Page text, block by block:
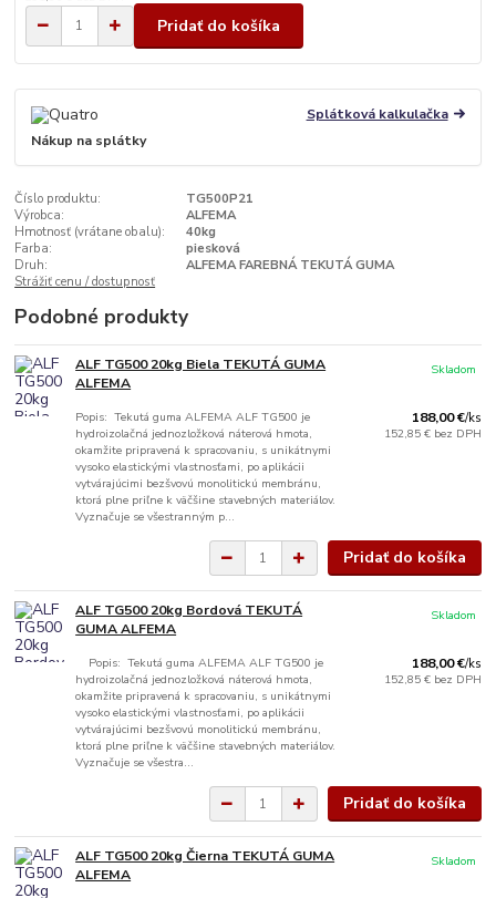
Pridať do košíka
Splátková kalkulačka
Nákup na splátky
Číslo produktu:
TG500P21
Výrobca:
ALFEMA
Hmotnosť (vrátane obalu):
40kg
Farba:
piesková
Druh:
ALFEMA FAREBNÁ TEKUTÁ GUMA
Strážiť cenu / dostupnosť
Podobné produkty
ALF TG500 20kg Biela TEKUTÁ GUMA
ALFEMA
Popis: Tekutá guma ALFEMA ALF TG500 je
hydroizolačná jednozložková náterová hmota,
okamžite pripravená k spracovaniu, s unikátnymi
vysoko elastickými vlastnosťami, po aplikácii
vytvárajúcimi bezšvovú monolitickú membránu,
ktorá plne priľne k väčšine stavebných materiálov.
Vyznačuje se všestranným p...
188,00 €/ks
152,85 € bez DPH
Skladom
Pridať do košíka
ALF TG500 20kg Bordová TEKUTÁ
GUMA ALFEMA
Popis: Tekutá guma ALFEMA ALF TG500 je
hydroizolačná jednozložková náterová hmota,
okamžite pripravená k spracovaniu, s unikátnymi
vysoko elastickými vlastnosťami, po aplikácii
vytvárajúcimi bezšvovú monolitickú membránu,
ktorá plne priľne k väčšine stavebných materiálov.
Vyznačuje se všestra...
188,00 €/ks
152,85 € bez DPH
Skladom
Pridať do košíka
ALF TG500 20kg Čierna TEKUTÁ GUMA
ALFEMA
Skladom